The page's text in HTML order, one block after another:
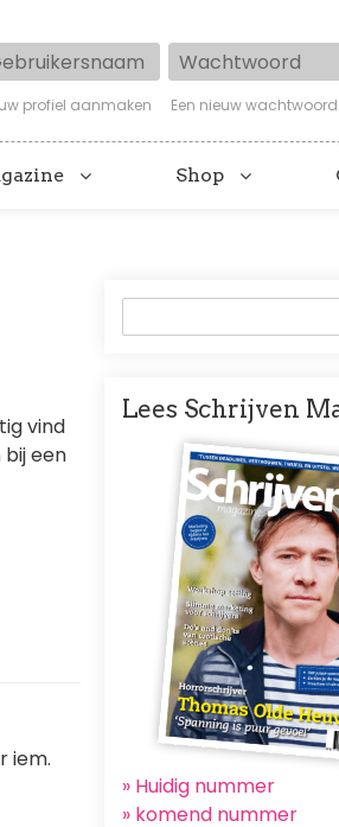
Wachtwoord
profiel aanmaken Een nieuw wachtwoord
Shop
vind
bij een
iem.
Lees Schrijven
Afbeelding
» Huidig nummer
» komend nummer